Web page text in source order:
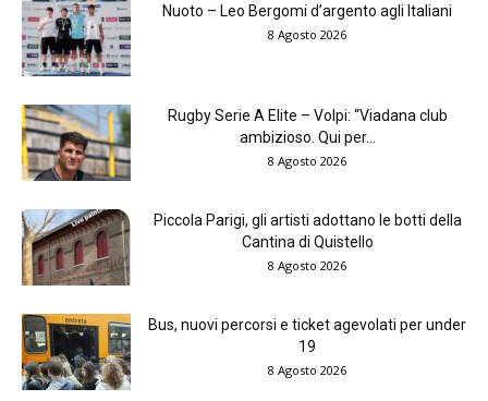
Nuoto – Leo Bergomi d’argento agli Italiani
8 Agosto 2026
Rugby Serie A Elite – Volpi: “Viadana club
ambizioso. Qui per...
8 Agosto 2026
Piccola Parigi, gli artisti adottano le botti della
Cantina di Quistello
8 Agosto 2026
Bus, nuovi percorsi e ticket agevolati per under
19
8 Agosto 2026